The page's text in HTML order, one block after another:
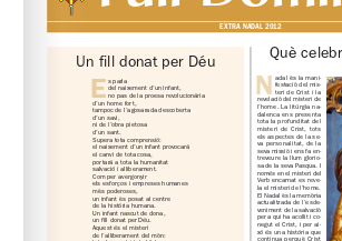
www.arqbcn.cat